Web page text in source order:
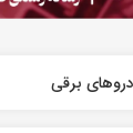
برقی